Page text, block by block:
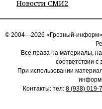
Новости СМИ2
© 2004—2026 «Грозный-
Все права на материалы,
соответствии с
При использовании
Контакты: тел: 8 (938) 019-